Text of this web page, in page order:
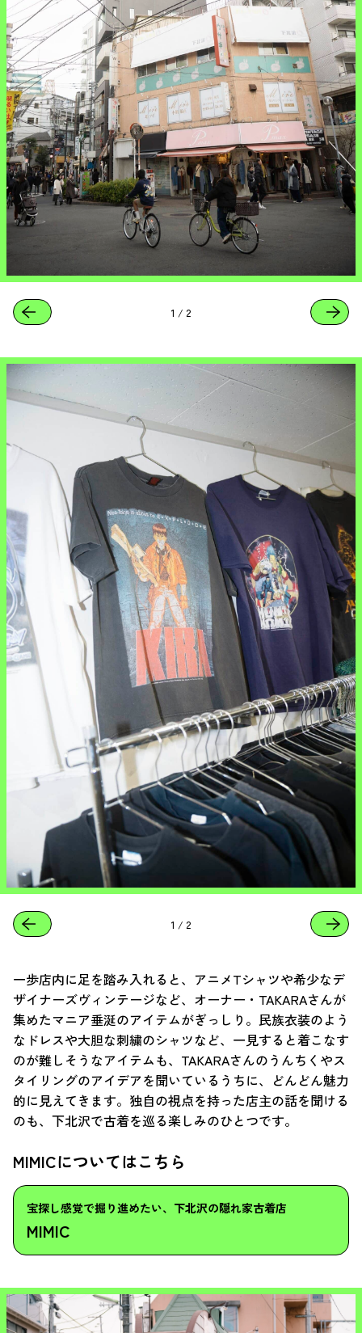
1 / 2
1 / 2
一歩店内に足を踏み入れると、アニメTシャツや希少なデ
ザイナーズヴィンテージなど、オーナー・TAKARAさんが
集めたマニア垂涎のアイテムがぎっしり。民族衣装のよう
なドレスや大胆な刺繍のシャツなど、一見すると着こなす
のが難しそうなアイテムも、TAKARAさんのうんちくやス
タイリングのアイデアを聞いているうちに、どんどん魅力
的に見えてきます。独自の視点を持った店主の話を聞ける
のも、下北沢で古着を巡る楽しみのひとつです。
MIMICについてはこちら
宝探し感覚で掘り進めたい、下北沢の隠れ家古着店
MIMIC